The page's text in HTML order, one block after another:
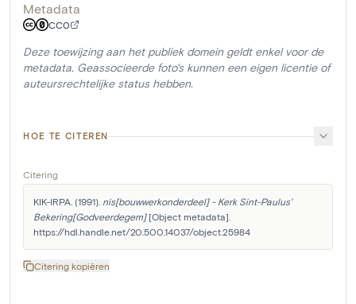
Metadata
CC0
Deze toewijzing aan het publiek domein geldt enkel voor de
metadata. Geassocieerde foto's kunnen een eigen licentie of
auteursrechtelijke status hebben.
HOE TE CITEREN
Citering
KIK-IRPA. (1991). nis[bouwwerkonderdeel] - Kerk Sint-Paulus'
Bekering[Godveerdegem] [Object metadata].
https://hdl.handle.net/20.500.14037/object.25984
Citering kopiëren